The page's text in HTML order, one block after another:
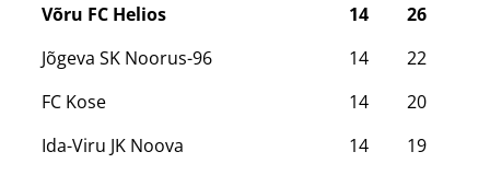
Võru FC Helios
14
26
Jõgeva SK Noorus-96
14
22
FC Kose
14
20
Ida-Viru JK Noova
14
19